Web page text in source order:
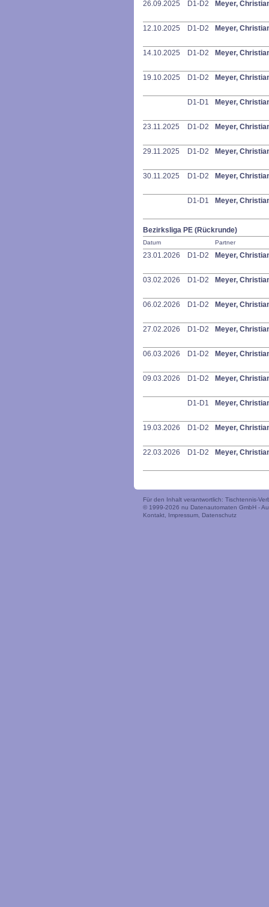
26.09.2025 D1-D2 Meyer,
12.10.2025 D1-D2 Meyer,
14.10.2025 D1-D2 Meyer,
19.10.2025 D1-D2 Meyer,
D1-D1 Meyer,
23.11.2025 D1-D2 Meyer,
29.11.2025 D1-D2 Meyer,
30.11.2025 D1-D2 Meyer,
D1-D1 Meyer,
Bezirksliga PE (Rückrunde)
Datum Partner
23.01.2026 D1-D2 Meyer,
03.02.2026 D1-D2 Meyer,
06.02.2026 D1-D2 Meyer,
27.02.2026 D1-D2 Meyer,
06.03.2026 D1-D2 Meyer,
09.03.2026 D1-D2 Meyer,
D1-D1 Meyer,
19.03.2026 D1-D2 Meyer,
22.03.2026 D1-D2 Meyer,
Für den Inhalt verantwortlich: Tischtennis-
© 1999-2026 nu Datenautomaten GmbH -
Kontakt
Impressum Datenschutz